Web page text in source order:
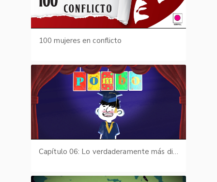
100 mujeres en conflicto
Capítulo 06: Lo verdaderamente más difícil